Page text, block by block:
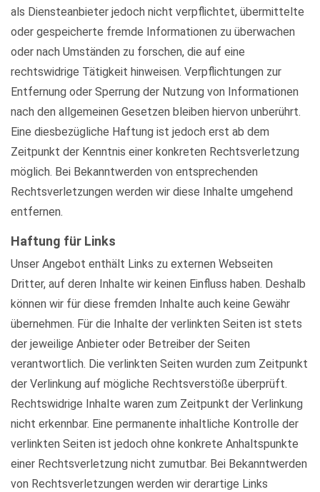
als Diensteanbieter jedoch nicht verpflichtet, übermittelte
oder gespeicherte fremde Informationen zu überwachen
oder nach Umständen zu forschen, die auf eine
rechtswidrige Tätigkeit hinweisen. Verpflichtungen zur
Entfernung oder Sperrung der Nutzung von Informationen
nach den allgemeinen Gesetzen bleiben hiervon unberührt.
Eine diesbezügliche Haftung ist jedoch erst ab dem
Zeitpunkt der Kenntnis einer konkreten Rechtsverletzung
möglich. Bei Bekanntwerden von entsprechenden
Rechtsverletzungen werden wir diese Inhalte umgehend
entfernen.
Haftung für Links
Unser Angebot enthält Links zu externen Webseiten
Dritter, auf deren Inhalte wir keinen Einfluss haben. Deshalb
können wir für diese fremden Inhalte auch keine Gewähr
übernehmen. Für die Inhalte der verlinkten Seiten ist stets
der jeweilige Anbieter oder Betreiber der Seiten
verantwortlich. Die verlinkten Seiten wurden zum Zeitpunkt
der Verlinkung auf mögliche Rechtsverstöße überprüft.
Rechtswidrige Inhalte waren zum Zeitpunkt der Verlinkung
nicht erkennbar. Eine permanente inhaltliche Kontrolle der
verlinkten Seiten ist jedoch ohne konkrete Anhaltspunkte
einer Rechtsverletzung nicht zumutbar. Bei Bekanntwerden
von Rechtsverletzungen werden wir derartige Links